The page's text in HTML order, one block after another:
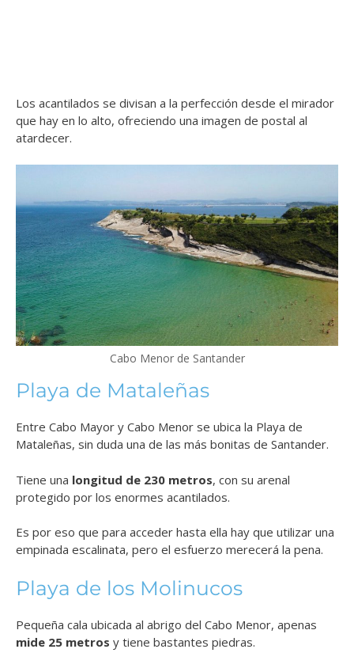
Los acantilados se divisan a la perfección desde el mirador
que hay en lo alto, ofreciendo una imagen de postal al
atardecer.
Cabo Menor de Santander
Playa de Mataleñas
Entre Cabo Mayor y Cabo Menor se ubica la Playa de
Mataleñas, sin duda una de las más bonitas de Santander.
Tiene una longitud de 230 metros, con su arenal
protegido por los enormes acantilados.
Es por eso que para acceder hasta ella hay que utilizar una
empinada escalinata, pero el esfuerzo merecerá la pena.
Playa de los Molinucos
Pequeña cala ubicada al abrigo del Cabo Menor, apenas
mide 25 metros y tiene bastantes piedras.